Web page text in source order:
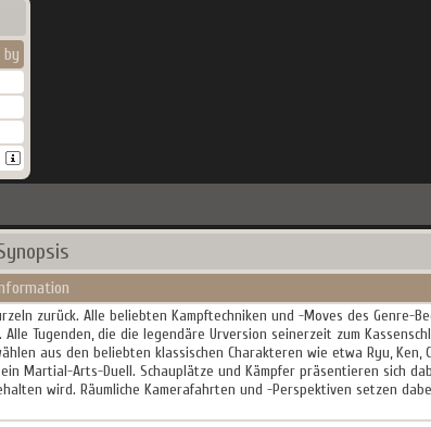
by
zurück. Alle beliebten Kampftechniken und -Moves des Genre-
Tugenden, die die legendäre Urversion seinerzeit zum
aus den beliebten klassischen Charakteren wie etwa Ryu, Ken,
Martial-Arts-Duell. Schauplätze und Kämpfer präsentieren sich
wird. Räumliche Kamerafahrten und -Perspektiven setzen